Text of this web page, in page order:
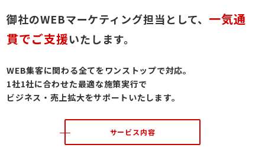
御社のWEBマーケティング担当として、 一気通
貫でご支援いたします。
WEB集客に関わる全てをワンストップで対応。
1社1社に合わせた最適な施策実行で
ビジネス・売上拡大をサポートいたします。
サービス内容